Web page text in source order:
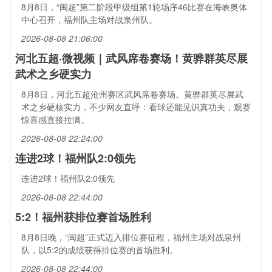
8月8日，“闽超”第二阶段甲级组第1轮场序46比赛在海峡奥体
中心召开，福州队主场对战泉州队。
2026-08-08 21:06:00
河北五超·微视频｜武风席卷赛场！黄骅群英尽展
武术之乡硬实力
8月8日，河北五超沧州赛区武风席卷赛场。黄骅群英尽展武
术之乡硬核实力，不少网友直呼：看球还能见识真功夫，观赛
惊喜感直接拉满。
2026-08-08 22:24:00
连进2球！福州队2:0领先
连进2球！福州队2:0领先
2026-08-08 22:44:00
5:2！福州获排位赛首场胜利
8月8日晚，“闽超”正式迈入排位赛征程，福州主场对战泉州
队，以5:2的成绩获得排位赛的首场胜利。
2026-08-08 22:44:00